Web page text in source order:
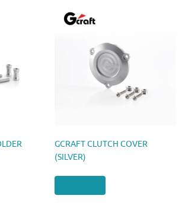
GCRAFT CLUTCH COVER
(SILVER)